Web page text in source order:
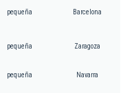
pequeña Barcelona
pequeña Zaragoza
pequeña Navarra